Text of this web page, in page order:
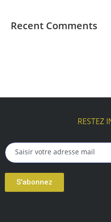
Recent Comments
RESTEZ
S'abonnez